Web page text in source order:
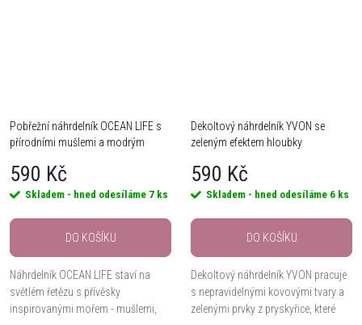
Pobřežní náhrdelník OCEAN LIFE s
přírodními mušlemi a modrým
590 Kč
Skladem - hned odesíláme 7 ks
DO KOŠÍKU
Náhrdelník OCEAN LIFE staví na
světlém řetězu s přívěsky
inspirovanými mořem - mušlemi,
Dekoltový náhrdelník YVON se
zeleným efektem hloubky
590 Kč
Skladem - hned odesíláme 6 ks
DO KOŠÍKU
Dekoltový náhrdelník YVON pracuje
s nepravidelnými kovovými tvary a
zelenými prvky z pryskyřice, které